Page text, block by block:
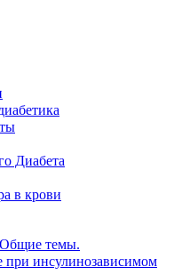
Диабета
в крови
темы.
инсулинозависимом